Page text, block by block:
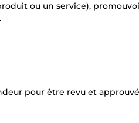
ou un service),
pour être revu et